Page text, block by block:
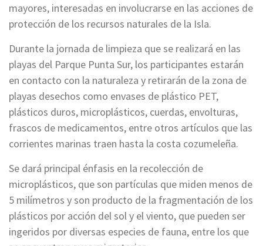
mayores, interesadas en involucrarse en las acciones de
protección de los recursos naturales de la Isla.
Durante la jornada de limpieza que se realizará en las
playas del Parque Punta Sur, los participantes estarán
en contacto con la naturaleza y retirarán de la zona de
playas desechos como envases de plástico PET,
plásticos duros, microplásticos, cuerdas, envolturas,
frascos de medicamentos, entre otros artículos que las
corrientes marinas traen hasta la costa cozumeleña.
Se dará principal énfasis en la recolección de
microplásticos, que son partículas que miden menos de
5 milímetros y son producto de la fragmentación de los
plásticos por acción del sol y el viento, que pueden ser
ingeridos por diversas especies de fauna, entre los que